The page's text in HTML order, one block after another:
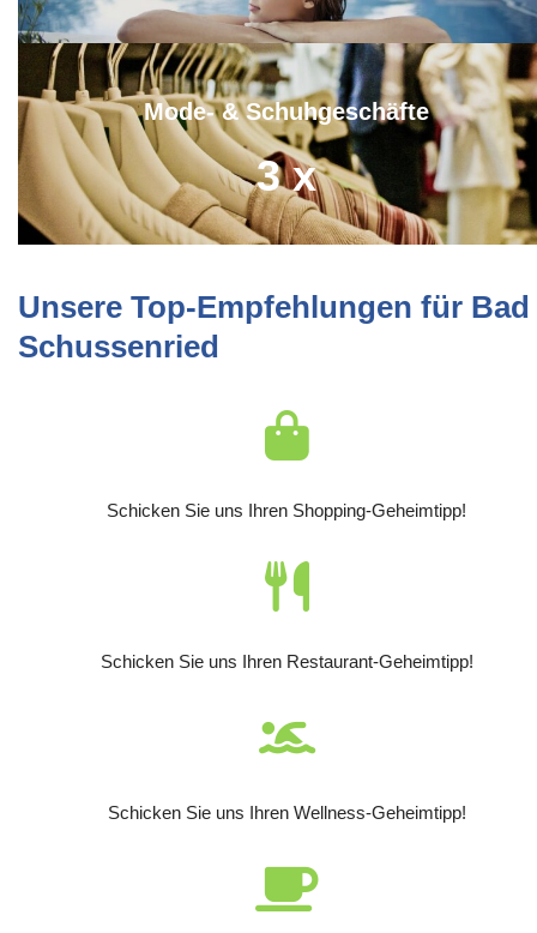
Mode- & Schuhgeschäfte
3 x
Unsere Top-Empfehlungen für Bad
Schussenried
Schicken Sie uns Ihren Shopping-Geheimtipp!
Schicken Sie uns Ihren Restaurant-Geheimtipp!
Schicken Sie uns Ihren Wellness-Geheimtipp!